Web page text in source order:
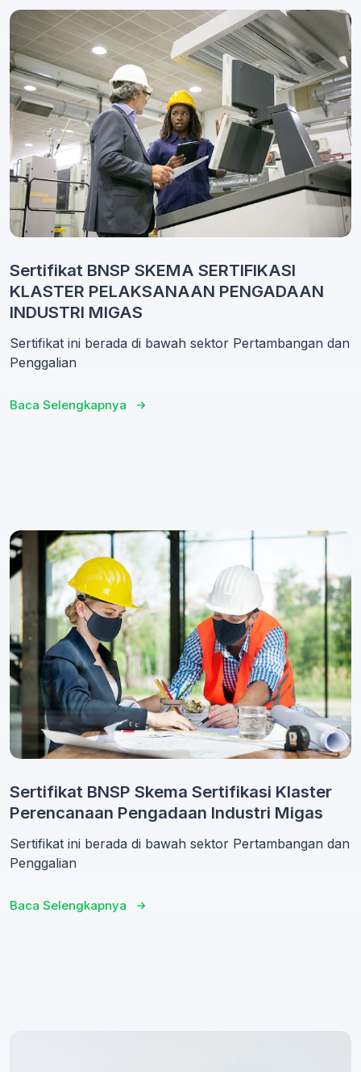
Sertifikat BNSP SKEMA SERTIFIKASI
KLASTER PELAKSANAAN PENGADAAN
INDUSTRI MIGAS
Sertifikat ini berada di bawah sektor Pertambangan dan
Penggalian
Baca Selengkapnya
Sertifikat BNSP Skema Sertifikasi Klaster
Perencanaan Pengadaan Industri Migas
Sertifikat ini berada di bawah sektor Pertambangan dan
Penggalian
Baca Selengkapnya